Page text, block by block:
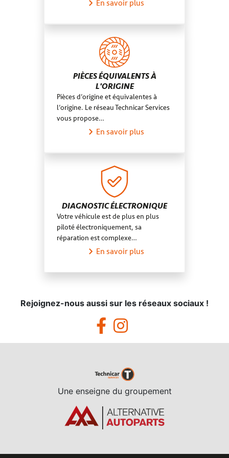
En savoir plus
PIÈCES ÉQUIVALENTS À
L'ORIGINE
Pièces d’origine et équivalentes à
l’origine. Le réseau Technicar Services
vous propose…
En savoir plus
DIAGNOSTIC ÉLECTRONIQUE
Votre véhicule est de plus en plus
piloté électroniquement, sa
réparation est complexe…
En savoir plus
Rejoignez-nous aussi sur les réseaux sociaux !
Une enseigne du groupement